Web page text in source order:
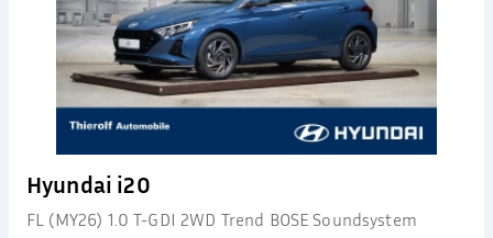
Hyundai i20
FL (MY26) 1.0 T-GDI 2WD Trend BOSE Soundsystem